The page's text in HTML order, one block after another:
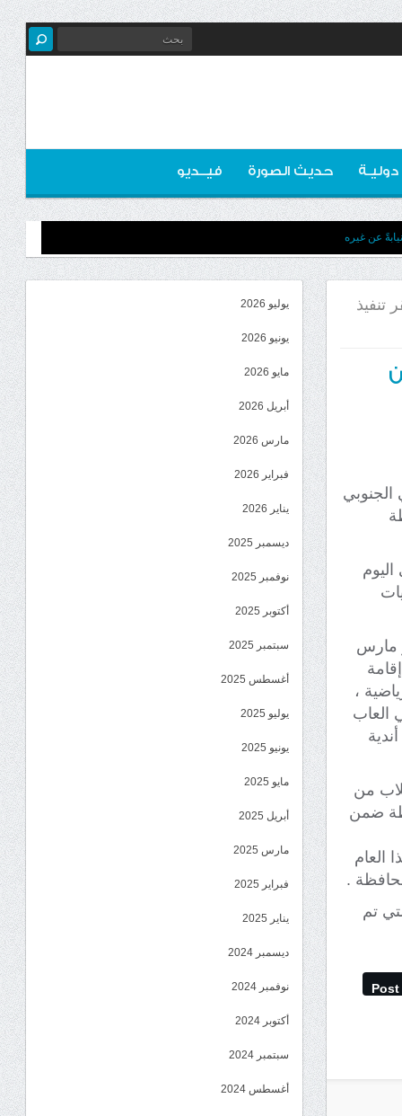
دوليـة حديث الصورة فيــديو
عن غيره
تنفيذ
الجنوبي
مارس
،
العاب
من
ضمن
العام
تم
Post
يوليو 2026
يونيو 2026
مايو 2026
أبريل 2026
مارس 2026
فبراير 2026
يناير 2026
ديسمبر 2025
نوفمبر 2025
أكتوبر 2025
سبتمبر 2025
أغسطس 2025
يوليو 2025
يونيو 2025
مايو 2025
أبريل 2025
مارس 2025
فبراير 2025
يناير 2025
ديسمبر 2024
نوفمبر 2024
أكتوبر 2024
سبتمبر 2024
أغسطس 2024